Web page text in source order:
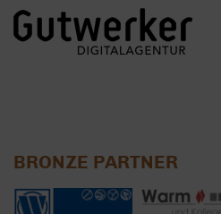
BRONZE PARTNER